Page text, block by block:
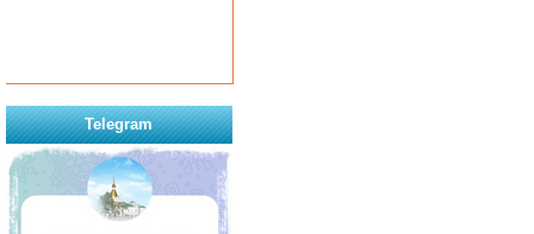
Telegram